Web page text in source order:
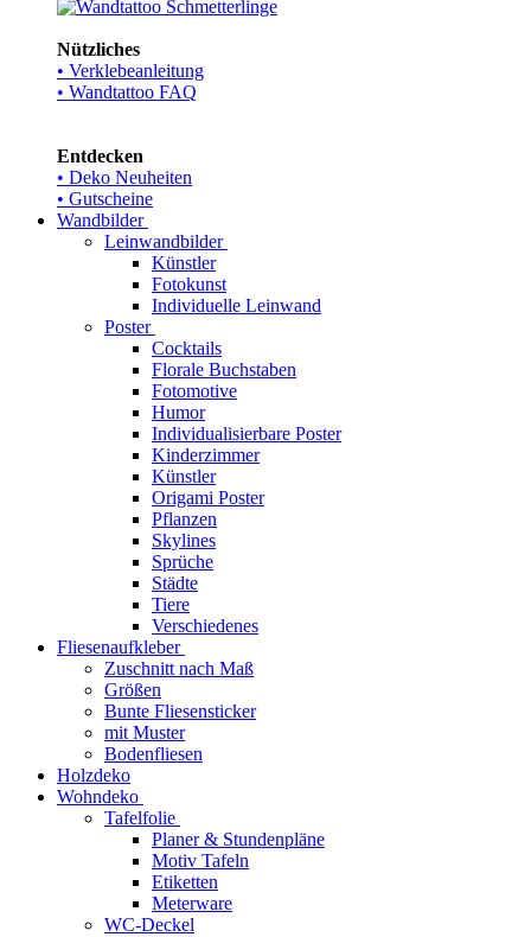
Nützliches
• Verklebeanleitung
• Wandtattoo FAQ
Entdecken
• Deko Neuheiten
• Gutscheine
Wandbilder
Leinwandbilder
Künstler
Fotokunst
Individuelle Leinwand
Poster
Cocktails
Florale Buchstaben
Fotomotive
Humor
Individualisierbare Poster
Kinderzimmer
Künstler
Origami Poster
Pflanzen
Skylines
Sprüche
Städte
Tiere
Verschiedenes
Fliesenaufkleber
Zuschnitt nach Maß
Größen
Bunte Fliesensticker
mit Muster
Bodenfliesen
Holzdeko
Wohndeko
Tafelfolie
Planer & Stundenpläne
Motiv Tafeln
Etiketten
Meterware
WC-Deckel